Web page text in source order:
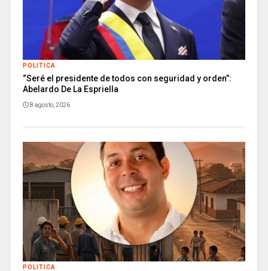
POLITICA
“Seré el presidente de todos con seguridad y orden”:
Abelardo De La Espriella
8 agosto, 2026
POLITICA